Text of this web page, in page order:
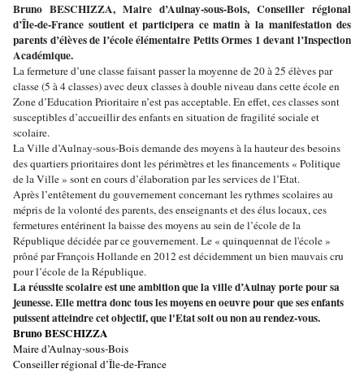
Bruno BESCHIZZA, Maire d’Aulnay-sous-Bois, Conseiller régional
d’Île-de-France soutient et participera ce matin à la manifestation des
parents d’élèves de l’école élémentaire Petits Ormes 1 devant l’Inspection
Académique.
La fermeture d’une classe faisant passer la moyenne de 20 à 25 élèves par
classe (5 à 4 classes) avec deux classes à double niveau dans cette école en
Zone d’Education Prioritaire n’est pas acceptable. En effet, ces classes sont
susceptibles d’accueillir des enfants en situation de fragilité sociale et
scolaire.
La Ville d’Aulnay-sous-Bois demande des moyens à la hauteur des besoins
des quartiers prioritaires dont les périmètres et les financements « Politique
de la Ville » sont en cours d’élaboration par les services de l’Etat.
Après l’entêtement du gouvernement concernant les rythmes scolaires au
mépris de la volonté des parents, des enseignants et des élus locaux, ces
fermetures entérinent la baisse des moyens au sein de l’école de la
République décidée par ce gouvernement. Le « quinquennat de l'école »
prôné par François Hollande en 2012 est décidemment un bien mauvais cru
pour l’école de la République.
La réussite scolaire est une ambition que la ville d’Aulnay porte pour sa
jeunesse. Elle mettra donc tous les moyens en oeuvre pour que ses enfants
puissent atteindre cet objectif, que l'Etat soit ou non au rendez-vous.
Bruno BESCHIZZA
Maire d’Aulnay-sous-Bois
Conseiller régional d’Île-de-France